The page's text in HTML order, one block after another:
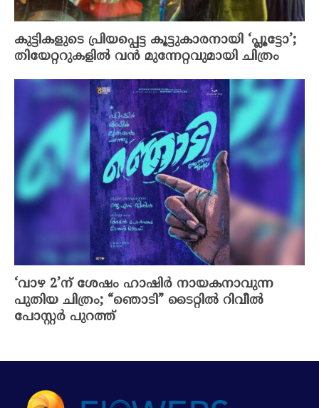
കുട്ടികളുടെ പ്രിയപ്പെട്ട കൂട്ടുകാരനായി ‘പ്ലൂട്ടോ’;
തിയേറ്ററുകളിൽ വൻ മുന്നേറ്റവുമായി ചിത്രം
‘വാഴ 2’ന് ശേഷം ഹാഷിർ നായകനാവുന്ന
പുതിയ ചിത്രം; “ഞൊടി” ടൈറ്റിൽ റിവീൽ
പോസ്റ്റർ പുറത്ത്